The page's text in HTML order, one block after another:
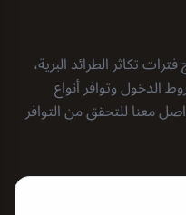
تكاثر الطرائد البرية،
الدخول وتوافر أنواع
معنا للتحقق من التوافر